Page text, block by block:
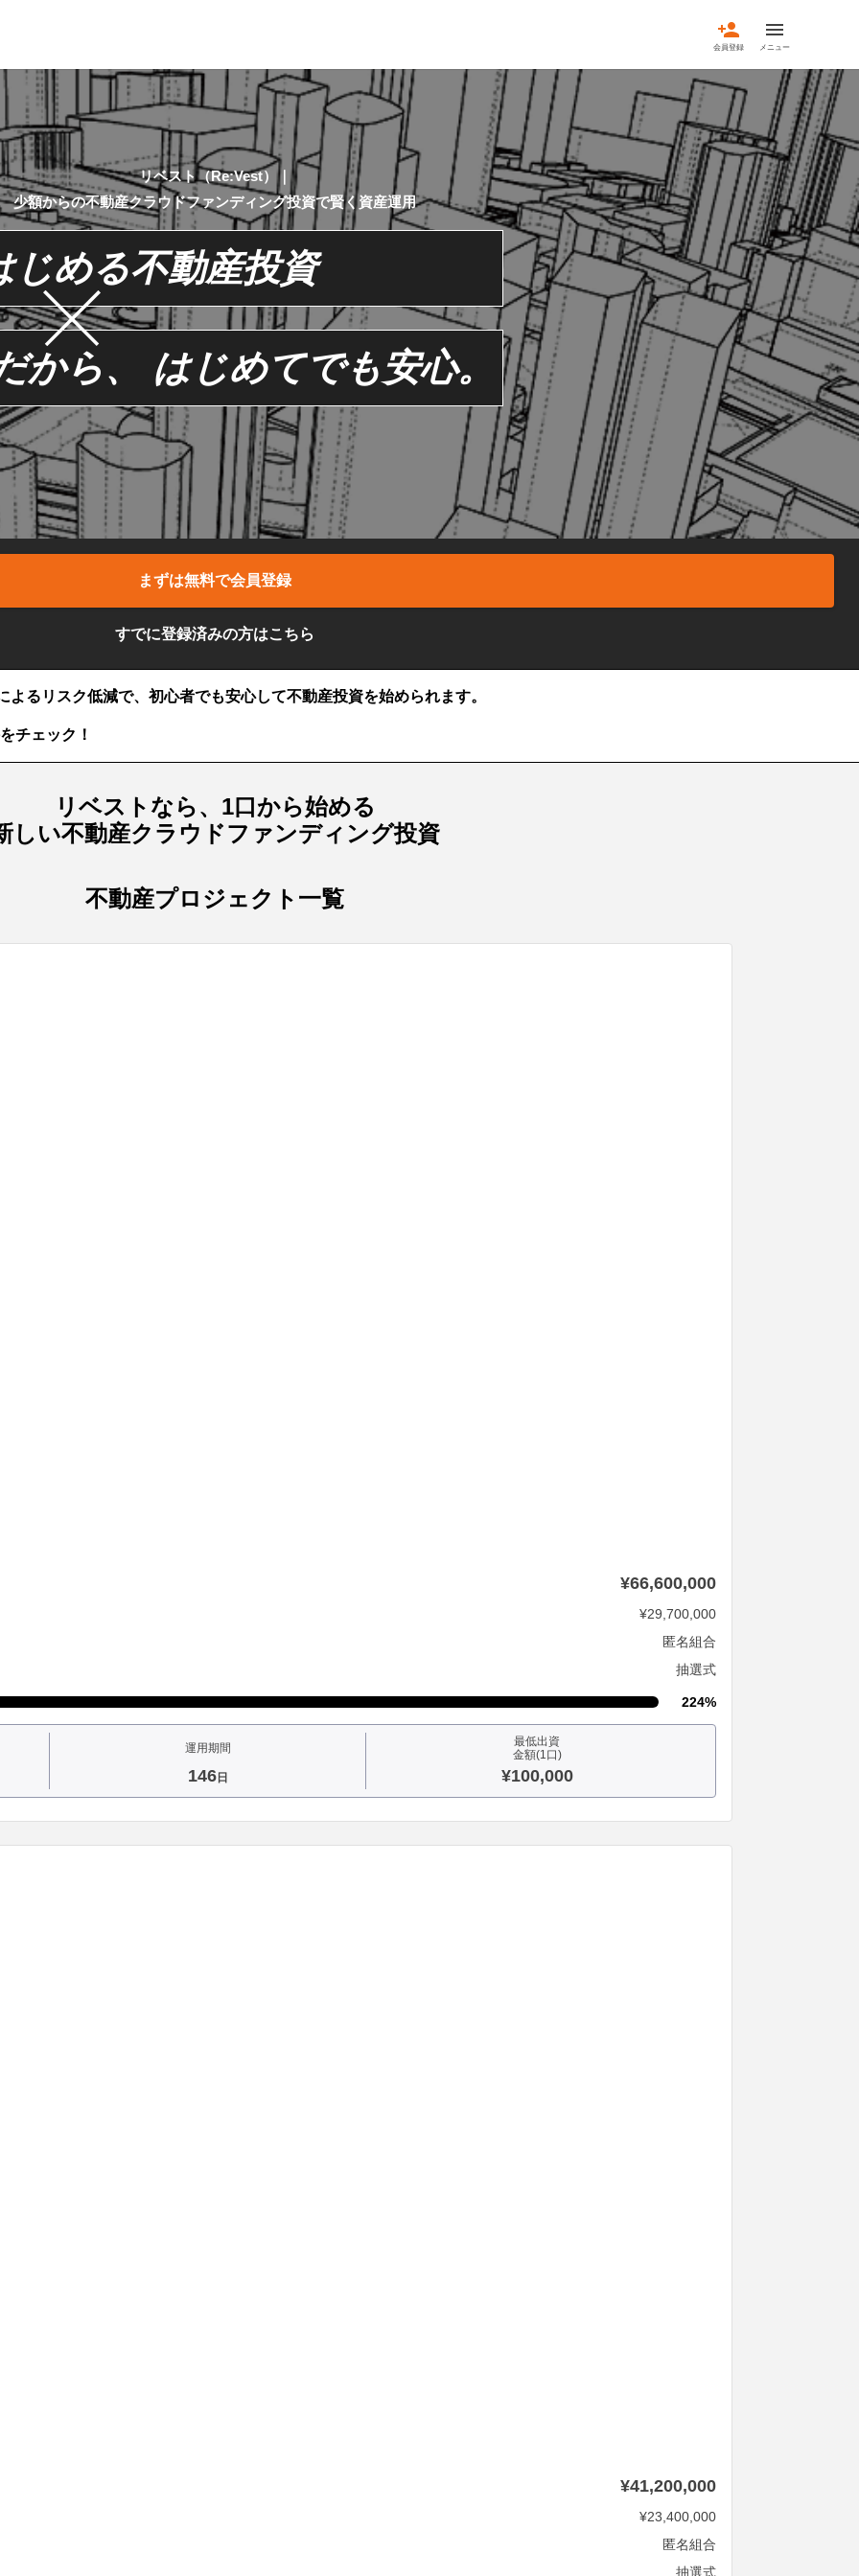
person_add
会員登録
menu
メニュー
リベスト（Re:Vest）｜
少額からの不動産クラウドファンディング投資で賢く資産運用
じめる不動産投資
から、 はじめてでも安心。
まずは無料で会員登録
すでに登録済みの方はこちら
よるリスク低減で、初心者でも安心して不動産投資を始められます。
チェック！
リベストなら、1口から始める
しい不動産クラウドファンディング投資
不動産プロジェクト一覧
¥66,600,000
¥29,700,000
匿名組合
抽選式
224%
運用期間
146日
最低出資
金額(1口)
¥100,000
¥41,200,000
¥23,400,000
匿名組合
抽選式